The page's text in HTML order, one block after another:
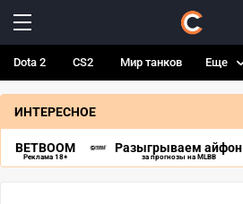
Dota 2 CS2 Мир танков Еще
ИНТЕРЕСНОЕ
BETBOOM
Реклама 18+
Разыгрываем айфон
за прогнозы на MLBB